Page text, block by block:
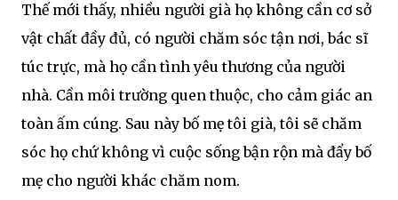
Thế mới thấy, nhiều người già họ không cần cơ sở
vật chất đầy đủ, có người chăm sóc tận nơi, bác sĩ
túc trực, mà họ cần tình yêu thương của người
nhà. Cần môi trường quen thuộc, cho cảm giác an
toàn ấm cúng. Sau này bố mẹ tôi già, tôi sẽ chăm
sóc họ chứ không vì cuộc sống bận rộn mà đẩy bố
mẹ cho người khác chăm nom.